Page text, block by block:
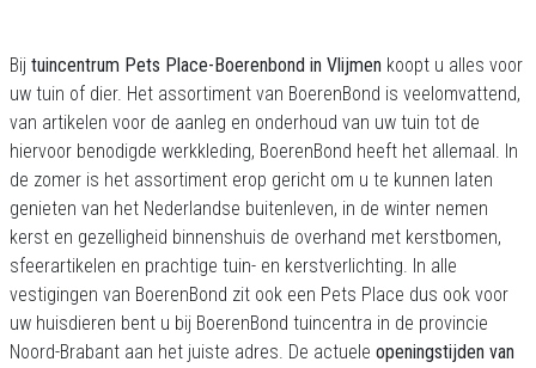
Bij tuincentrum Pets Place-Boerenbond in Vlijmen koopt u alles voor
uw tuin of dier. Het assortiment van BoerenBond is veelomvattend,
van artikelen voor de aanleg en onderhoud van uw tuin tot de
hiervoor benodigde werkkleding, BoerenBond heeft het allemaal. In
de zomer is het assortiment erop gericht om u te kunnen laten
genieten van het Nederlandse buitenleven, in de winter nemen
kerst en gezelligheid binnenshuis de overhand met kerstbomen,
sfeerartikelen en prachtige tuin- en kerstverlichting. In alle
vestigingen van BoerenBond zit ook een Pets Place dus ook voor
uw huisdieren bent u bij BoerenBond tuincentra in de provincie
Noord-Brabant aan het juiste adres. De actuele openingstijden van